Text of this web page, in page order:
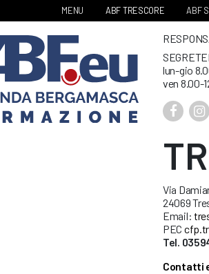
MENU ABF TRESCORE ABF
lun-gio
ven 8.00-
Via
24069
Email:
PEC
Tel.
Contatti